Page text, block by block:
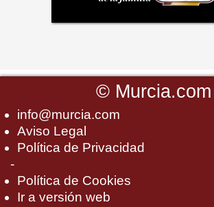
© Murcia.com
info@murcia.com
Aviso Legal
Política de Privacidad
-
Política de Cookies
Ir a versión web